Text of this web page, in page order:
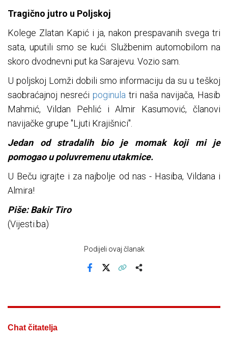
Tragično jutro u Poljskoj
Kolege Zlatan Kapić i ja, nakon prespavanih svega tri
sata, uputili smo se kući. Službenim automobilom na
skoro dvodnevni put ka Sarajevu. Vozio sam.
U poljskoj Lomži dobili smo informaciju da su u teškoj
saobraćajnoj nesreći poginula tri naša navijača, Hasib
Mahmić, Vildan Pehlić i Almir Kasumović, članovi
navijačke grupe "Ljuti Krajišnici".
Jedan od stradalih bio je momak koji mi je
pomogao u poluvremenu utakmice.
U Beču igrajte i za najbolje od nas - Hasiba, Vildana i
Almira!
Piše: Bakir Tiro
(Vijesti.ba)
Podijeli ovaj članak
Chat čitatelja